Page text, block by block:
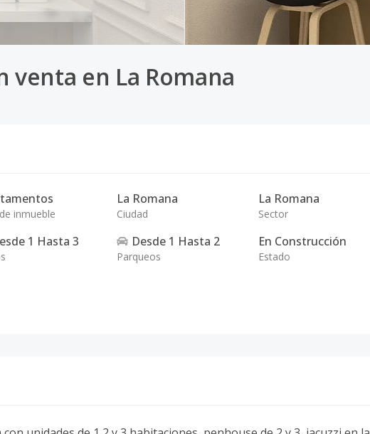
en La Romana
inmueble
La Romana
Ciudad
La Romana
Sector
1 Hasta 3 Desde 1 Hasta 2
Parqueos
En Construcción
Estado